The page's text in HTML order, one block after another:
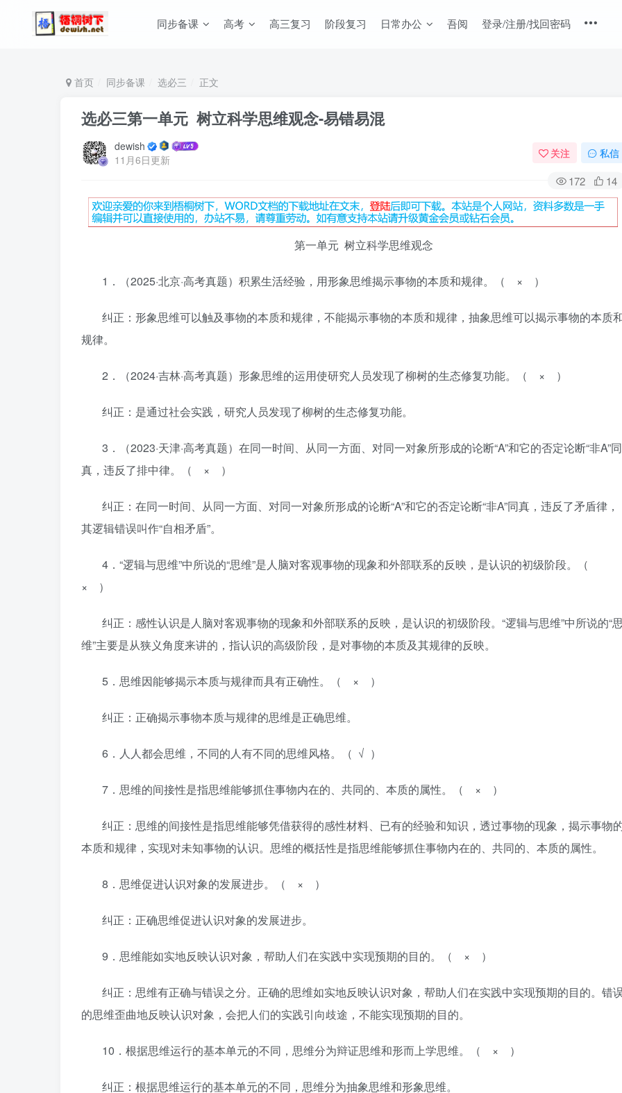
同步备课 高考 高三复习 阶段复习 日常办公 吾阅 登录/注册/找回密码
首页 同步备课 选必三 正文
选必三第一单元 树立科学思维观念-易错易混
dewish
11月6日更新
关注 私信
172 14
第一单元 树立科学思维观念
1．（2025·北京·高考真题）积累生活经验，用形象思维揭示事物的本质和规律。（ × ）
纠正：形象思维可以触及事物的本质和规律，不能揭示事物的本质和规律，抽象思维可以揭示事物的本质
规律。
2．（2024·吉林·高考真题）形象思维的运用使研究人员发现了柳树的生态修复功能。（ × ）
纠正：是通过社会实践，研究人员发现了柳树的生态修复功能。
3．（2023·天津·高考真题）在同一时间、从同一方面、对同一对象所形成的论断“A”和它的否定论断“非A”同
真，违反了排中律。（ × ）
纠正：在同一时间、从同一方面、对同一对象所形成的论断“A”和它的否定论断“非A”同真，违反了矛盾律，
其逻辑错误叫作“自相矛盾”。
4．“逻辑与思维”中所说的“思维”是人脑对客观事物的现象和外部联系的反映，是认识的初级阶段。（
× ）
纠正：感性认识是人脑对客观事物的现象和外部联系的反映，是认识的初级阶段。“逻辑与思维”中所说的“
维”主要是从狭义角度来讲的，指认识的高级阶段，是对事物的本质及其规律的反映。
5．思维因能够揭示本质与规律而具有正确性。（ × ）
纠正：正确揭示事物本质与规律的思维是正确思维。
6．人人都会思维，不同的人有不同的思维风格。（ √ ）
7．思维的间接性是指思维能够抓住事物内在的、共同的、本质的属性。（ × ）
纠正：思维的间接性是指思维能够凭借获得的感性材料、已有的经验和知识，透过事物的现象，揭示事物
本质和规律，实现对未知事物的认识。思维的概括性是指思维能够抓住事物内在的、共同的、本质的属性。
8．思维促进认识对象的发展进步。（ × ）
纠正：正确思维促进认识对象的发展进步。
9．思维能如实地反映认识对象，帮助人们在实践中实现预期的目的。（ × ）
纠正：思维有正确与错误之分。正确的思维如实地反映认识对象，帮助人们在实践中实现预期的目的。错
的思维歪曲地反映认识对象，会把人们的实践引向歧途，不能实现预期的目的。
10．根据思维运行的基本单元的不同，思维分为辩证思维和形而上学思维。（ × ）
纠正：根据思维运行的基本单元的不同，思维分为抽象思维和形象思维。